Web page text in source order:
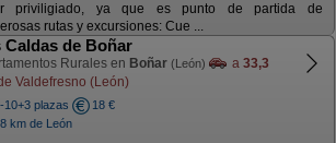
priviligiado, ya que es punto de partida de
rutas y excursiones: Cue ...
Caldas de Boñar
Rurales en Boñar (León) a 33,3
Valdefresno (León)
10+3 plazas
18 €
km de León